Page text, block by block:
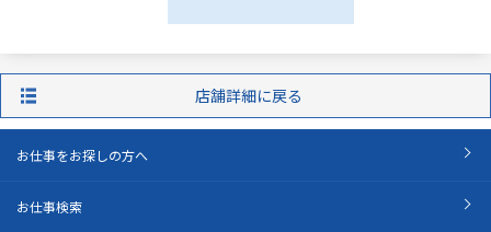
店舗詳細に戻る
お仕事をお探しの方へ
お仕事検索